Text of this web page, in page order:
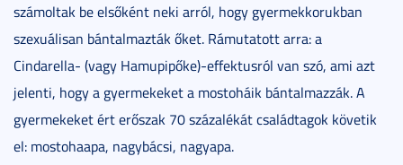
számoltak be elsőként neki arról, hogy gyermekkorukban
szexuálisan bántalmazták őket. Rámutatott arra: a
Cindarella- (vagy Hamupipőke)-effektusról van szó, ami azt
jelenti, hogy a gyermekeket a mostoháik bántalmazzák. A
gyermekeket ért erőszak 70 százalékát családtagok követik
el: mostohaapa, nagybácsi, nagyapa.